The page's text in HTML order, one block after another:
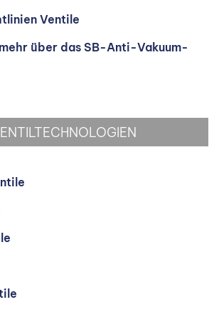
Ventile
über das SB-Anti-Vakuum-